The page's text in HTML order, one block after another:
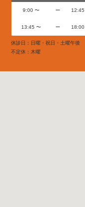
9:00 〜 ー 12:45
13:45 〜 ー 18:00
休診日：日曜・祝日・土曜午後
不定休：木曜